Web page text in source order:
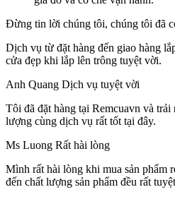
Đừng tin lời chúng tôi, chúng tôi đã
Dịch vụ từ đặt hàng đến giao hàng
cửa đẹp khi lắp lên trông tuyệt vời.
Anh Quang Dịch vụ tuyệt vời
Tôi đã đặt hàng tại Remcuavn và trải
lượng cùng dịch vụ rất tốt tại đây.
Ms Luong Rất hài lòng
Mình rất hài lòng khi mua sản phẩm
đến chất lượng sản phẩm đều rất